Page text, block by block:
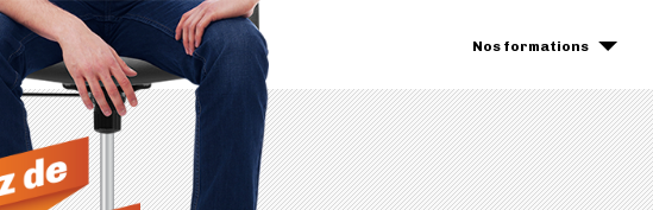
Nos formations